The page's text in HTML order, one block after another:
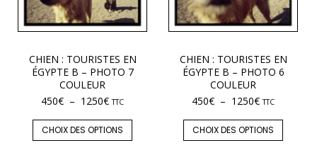
CHIEN : TOURISTES EN
ÉGYPTE B – PHOTO 7
COULEUR
450€ – 1250€ TTC
CHOIX DES OPTIONS
CHIEN : TOURISTES EN
ÉGYPTE B – PHOTO 6
COULEUR
450€ – 1250€ TTC
CHOIX DES OPTIONS